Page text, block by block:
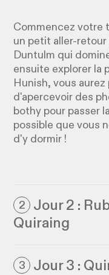
Commencez votre
un petit aller-retour
Duntulm qui
ensuite explorer la
Hunish, vous
d'apercevoir des
bothy pour passer
possible que vous
d'y dormir !
2
Jour 2 :
Quiraing
3
Jour 3 :